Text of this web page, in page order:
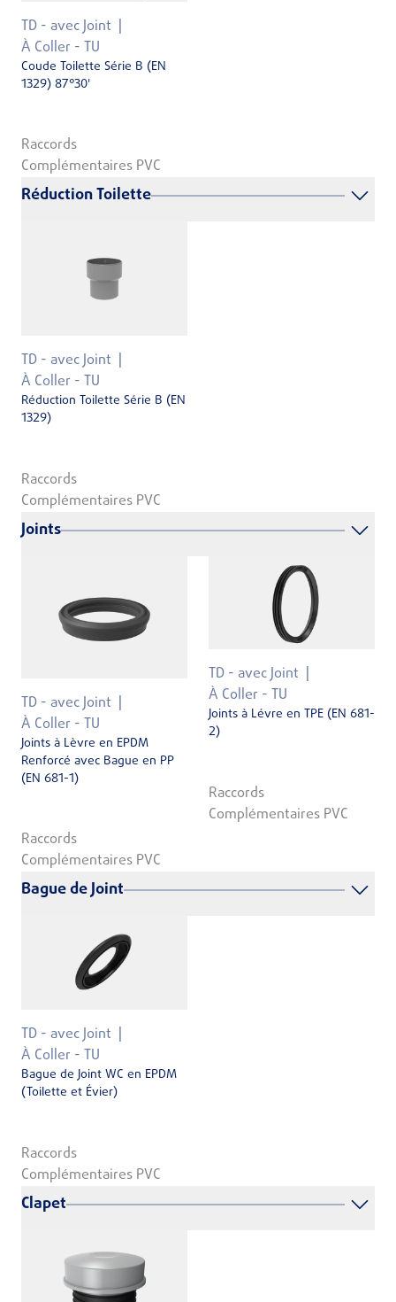
TD - avec Joint
À Coller - TU
Coude Toilette Série B (EN
1329) 87°30'
Raccords
Complémentaires PVC
Réduction Toilette
TD - avec Joint
À Coller - TU
Réduction Toilette Série B (EN
1329)
Raccords
Complémentaires PVC
Joints
TD - avec Joint
À Coller - TU
Joints à Lèvre en EPDM
Renforcé avec Bague en PP
(EN 681-1)
Raccords
Complémentaires PVC
TD - avec Joint
À Coller - TU
Joints à Lévre en TPE (EN 681-
2)
Raccords
Complémentaires PVC
Bague de Joint
TD - avec Joint
À Coller - TU
Bague de Joint WC en EPDM
(Toilette et Évier)
Raccords
Complémentaires PVC
Clapet